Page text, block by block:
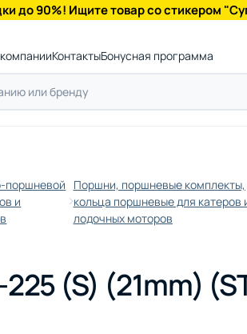
до 90%! Ищите товар со стикером
КонтактыБонусная программа
поршневой
и
Поршни, поршневые комплекты,
кольца поршневые для катеров
лодочных моторов
(S) (21mm)